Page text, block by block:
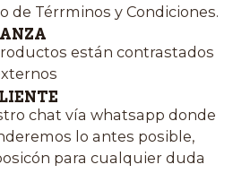
de Térrminos y Condiciones.
están contrastados
chat vía whatsapp donde
lo antes posible,
para cualquier duda